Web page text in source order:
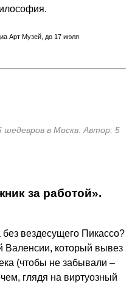
Арт Музей, до 17 июля
шедевров в Москв. Автор: 5
за работой».
вездесущего Пикассо?
Валенсии, который вывез
(чтобы не забывали –
глядя на виртуозный